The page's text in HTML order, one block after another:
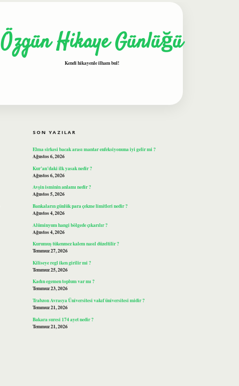
Özgün Hikaye Günlüğü
Kendi hikayenle ilham bul!
SON YAZILAR
Elma sirkesi bacak arası mantar enfeksiyonuna iyi gelir mi ?
Ağustos 6, 2026
Kur’an’daki ilk yasak nedir ?
Ağustos 6, 2026
Avşin isminin anlamı nedir ?
Ağustos 5, 2026
Bankaların günlük para çekme limitleri nedir ?
Ağustos 4, 2026
Alüminyum hangi bölgede çıkarılır ?
Ağustos 4, 2026
Kurumuş tükenmez kalem nasıl düzeltilir ?
Temmuz 27, 2026
Kiliseye regl iken girilir mi ?
Temmuz 25, 2026
Kadın egemen toplum var mı ?
Temmuz 23, 2026
Trabzon Avrasya Üniversitesi vakıf üniversitesi midir ?
Temmuz 21, 2026
Bakara suresi 174 ayet nedir ?
Temmuz 21, 2026